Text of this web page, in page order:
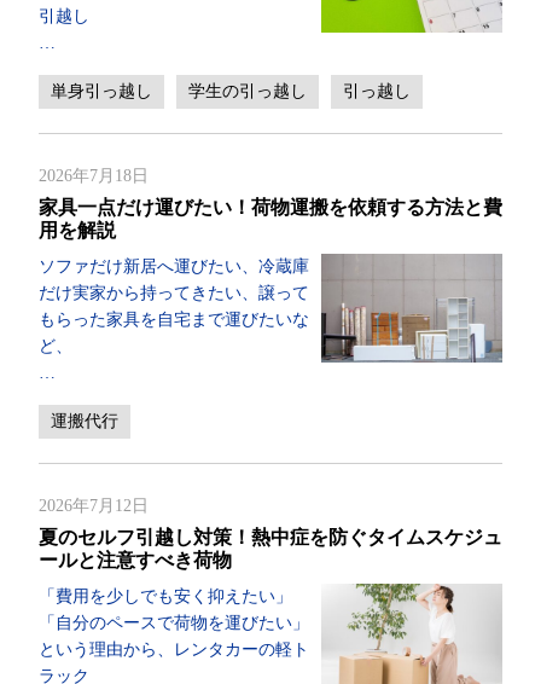
引越し
単身引っ越し 学生の引っ越し 引っ越し
2026年7月18日
家具一点だけ運びたい！荷物運搬を依頼する方法と費
用を解説
ソファだけ新居へ運びたい、冷蔵庫
だけ実家から持ってきたい、譲って
もらった家具を自宅まで運びたいな
ど、
運搬代行
2026年7月12日
夏のセルフ引越し対策！熱中症を防ぐタイムスケジュ
ールと注意すべき荷物
「費用を少しでも安く抑えたい」
「自分のペースで荷物を運びたい」
という理由から、レンタカーの軽ト
ラック